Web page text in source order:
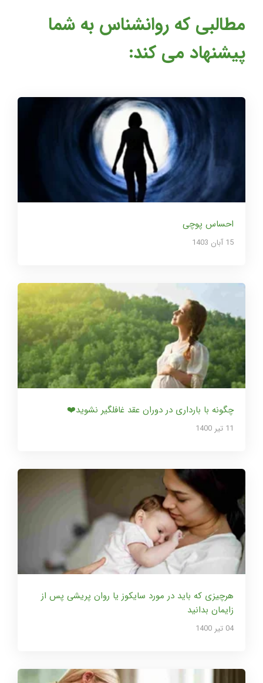
مطالبی که روانشناس به شما
پیشنهاد می کند:
احساس پوچی
15 آبان 1403
چگونه با بارداری در دوران عقد غافلگیر نشوید❤️
11 تير 1400
هرچیزی که باید در مورد سایکوز یا روان پریشی پس از
زایمان بدانید
04 تير 1400